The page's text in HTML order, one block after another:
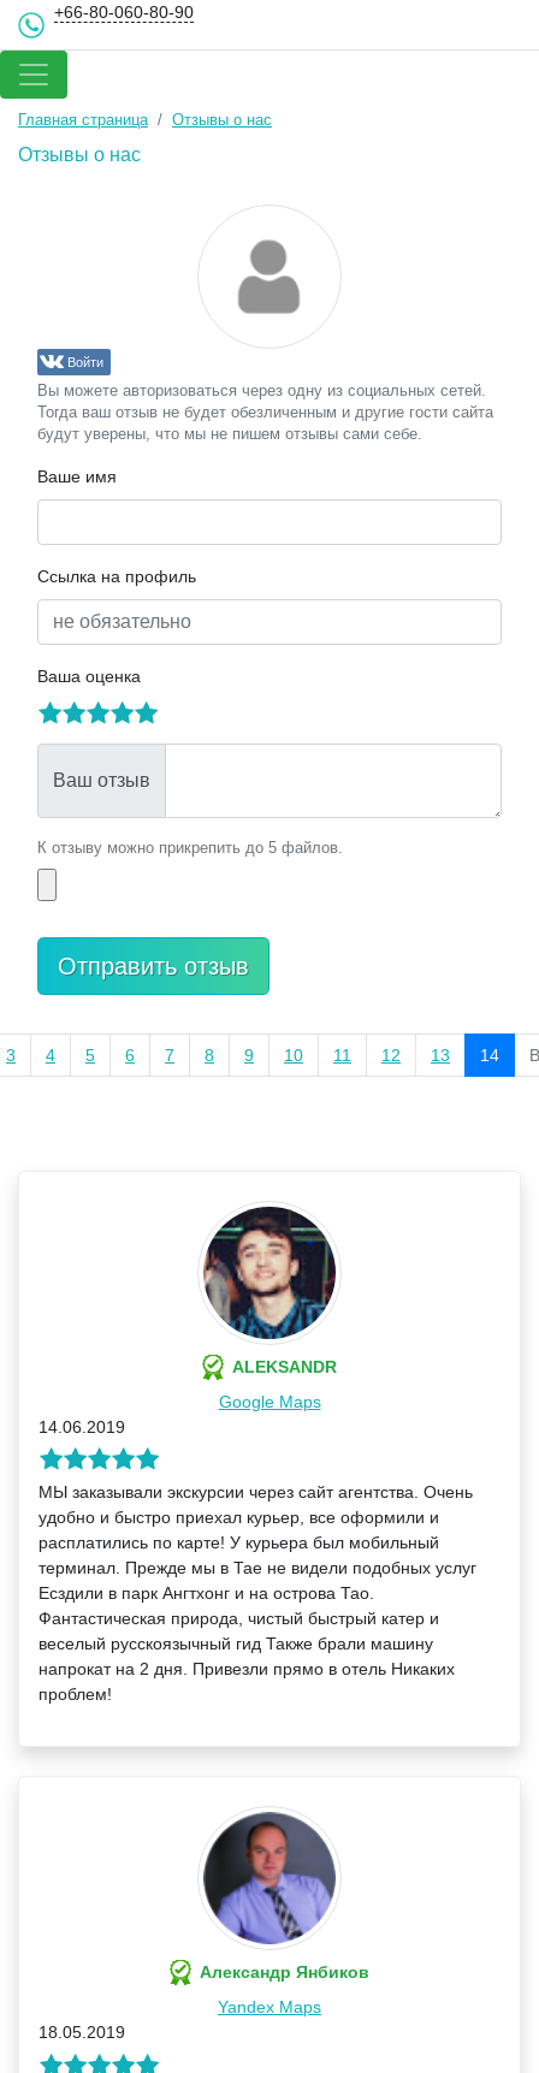
+66-80-060-80-90
Главная страница Отзывы о нас
Отзывы о нас
Войти
Вы можете авторизоваться через одну из социальных сетей.
Тогда ваш отзыв не будет обезличенным и другие гости сайта
будут уверены, что мы не пишем отзывы сами себе.
Ваше имя
Ссылка на профиль
Ваша оценка
Ваш отзыв
К отзыву можно прикрепить до 5 файлов.
3 4 5 6 7 8 9 10 11 12 13 14
ALEKSANDR
Google Maps
14.06.2019
МЫ заказывали экскурсии через сайт агентства. Очень
удобно и быстро приехал курьер, все оформили и
расплатились по карте! У курьера был мобильный
терминал. Прежде мы в Тае не видели подобных услуг
Есздили в парк Ангтхонг и на острова Тао.
Фантастическая природа, чистый быстрый катер и
веселый русскоязычный гид Также брали машину
напрокат на 2 дня. Привезли прямо в отель Никаких
проблем!
Александр Янбиков
Yandex Maps
18.05.2019